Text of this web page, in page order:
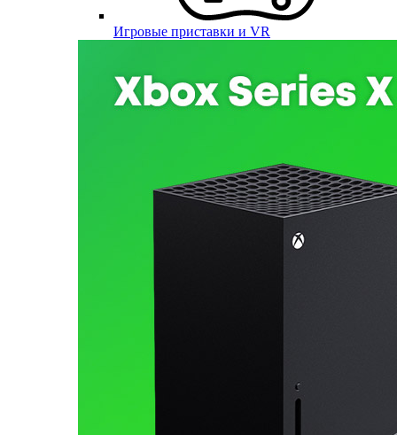
Игровые приставки и VR